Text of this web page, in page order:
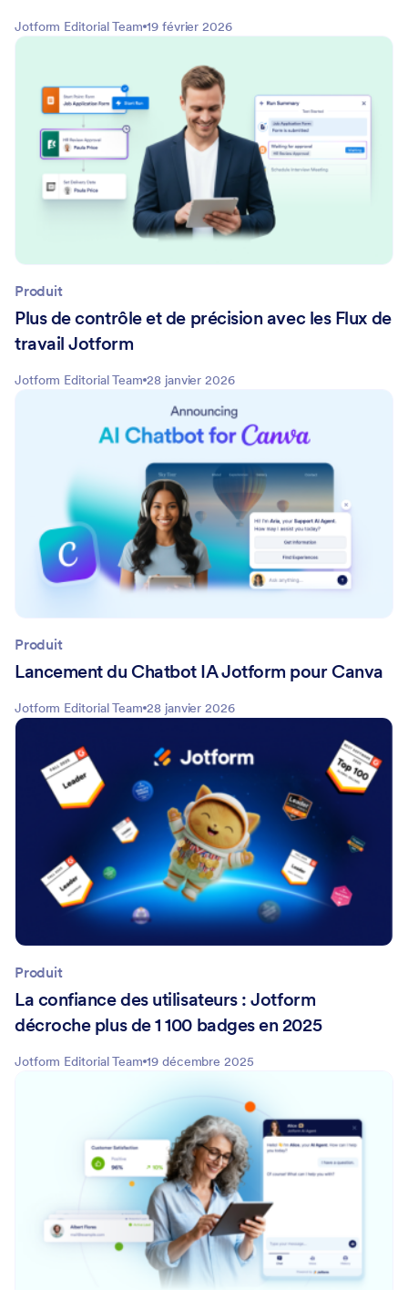
Jotform Editorial Team 19 février 2026
Produit
Plus de contrôle et de précision avec les Flux de
travail Jotform
Jotform Editorial Team 28 janvier 2026
Produit
Lancement du Chatbot IA Jotform pour Canva
Jotform Editorial Team 28 janvier 2026
Produit
La confiance des utilisateurs : Jotform
décroche plus de 1 100 badges en 2025
Jotform Editorial Team 19 décembre 2025